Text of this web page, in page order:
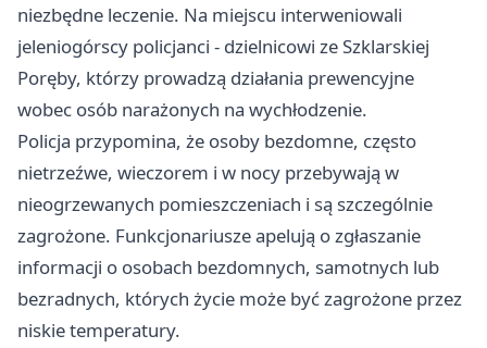
niezbędne leczenie. Na miejscu interweniowali
jeleniogórscy policjanci - dzielnicowi ze Szklarskiej
Poręby, którzy prowadzą działania prewencyjne
wobec osób narażonych na wychłodzenie.
Policja przypomina, że osoby bezdomne, często
nietrzeźwe, wieczorem i w nocy przebywają w
nieogrzewanych pomieszczeniach i są szczególnie
zagrożone. Funkcjonariusze apelują o zgłaszanie
informacji o osobach bezdomnych, samotnych lub
bezradnych, których życie może być zagrożone przez
niskie temperatury.